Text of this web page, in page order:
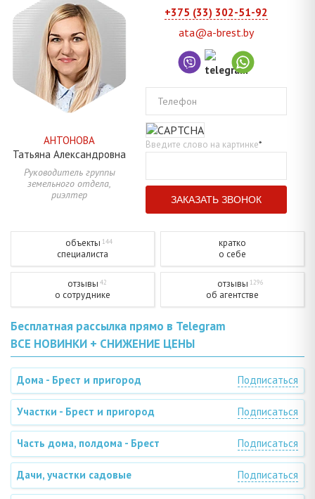
АНТОНОВА
Татьяна Александровна
Руководитель группы
земельного отдела,
риэлтер
+375 (33) 302-51-92
ata@a-brest.by
Телефон
Введите слово на картинке*
объекты 144
специалиста
кратко
о себе
отзывы 42
о сотруднике
отзывы 1296
об агентстве
Бесплатная рассылка прямо в Telegram
ВСЕ НОВИНКИ + СНИЖЕНИЕ ЦЕНЫ
Дома - Брест и пригород Подписаться
Участки - Брест и пригород Подписаться
Часть дома, полдома - Брест Подписаться
Дачи, участки садовые Подписаться